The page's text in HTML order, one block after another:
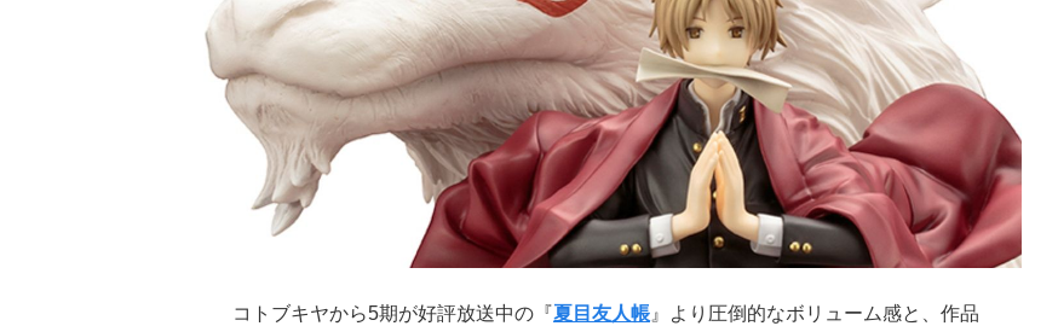
コトブキヤから5期が好評放送中の『夏目友人帳 』より圧倒的なボリューム感と、作品